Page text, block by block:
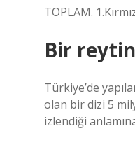
TOPLAM.
Bir
Türkiye’de
olan bir dizi 5
izlendiği